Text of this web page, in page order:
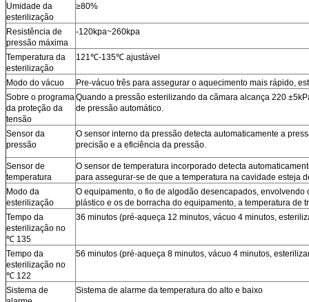
Umidade da
esterilização
≥80%
Resistência de
pressão máxima
-120kpa~260kpa
Temperatura da
esterilização
121℃-135℃ ajustável
Modo do vácuo
Pre-vácuo três para assegurar o aquecimento mais rápido,
Sobre o programa
da proteção da
tensão
Quando a pressão esterilizando da câmara alcança 220
de pressão automático.
Sensor da
pressão
O sensor interno da pressão detecta automaticamente a
precisão e a eficiência da pressão.
Sensor de
temperatura
O sensor de temperatura incorporado detecta
para assegurar-se de que a temperatura na cavidade esteja
Modo da
esterilização
O equipamento, o fio de algodão desencapados, envolvendo
plástico e os de borracha do equipamento, a temperatura de
Tempo da
esterilização no
℃ 135
36 minutos (pré-aqueça 12 minutos, vácuo 4 minutos,
Tempo da
esterilização no
℃ 122
56 minutos (pré-aqueça 8 minutos, vácuo 4 minutos,
Sistema de
Sistema de alarme da temperatura do alto e baixo